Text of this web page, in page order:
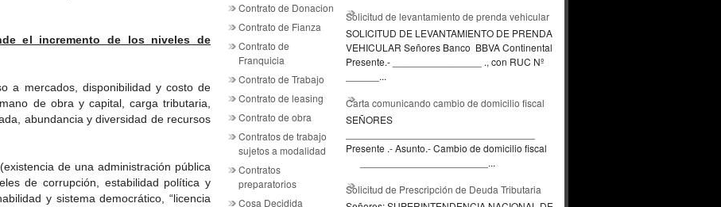
el incremento de los niveles de
a mercados, disponibilidad y costo de
de obra y capital, carga tributaria,
abundancia y diversidad de recursos
de una administración pública
de corrupción, estabilidad política y
y sistema democrático, “licencia
Contrato de Donacion
Contrato de Fianza
Contrato de
Franquicia
Contrato de Trabajo
Contrato de leasing
Contrato de obra
Contratos de trabajo
sujetos a modalidad
Contratos
preparatorios
Cosa Decidida
Solicitud de levantamiento de prenda vehicular
SOLICITUD DE LEVANTAMIENTO DE PRENDA
VEHICULAR Señores Banco BBVA Continental
Presente.- ________________ ., con RUC Nº
______...
Carta comunicando cambio de domicilio fiscal
SEÑORES
Presente .- Asunto.- Cambio de domicilio fiscal
_______________________...
Solicitud de Prescripción de Deuda Tributaria